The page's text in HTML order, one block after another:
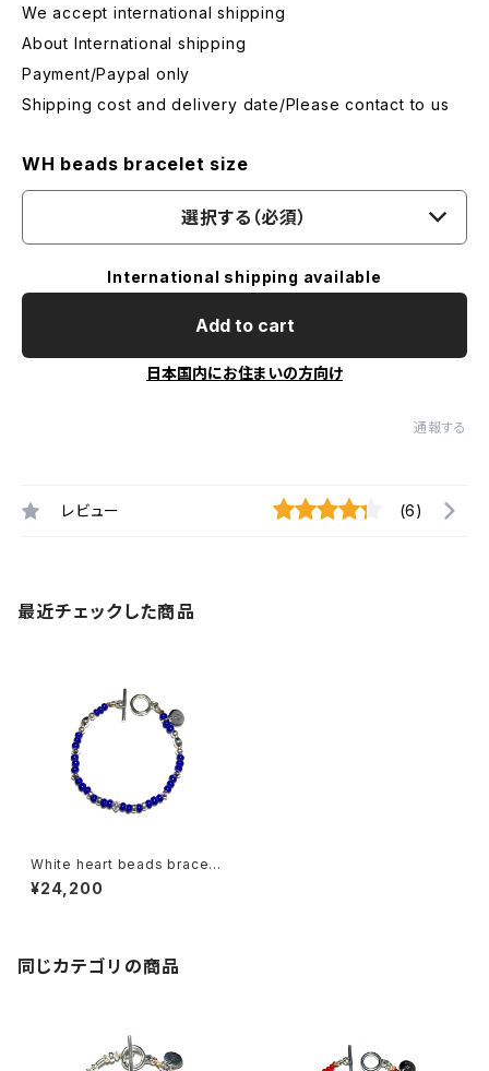
We accept international shipping
About International shipping
Payment/Paypal only
Shipping cost and delivery date/Please contact to us
WH beads bracelet size
選択する（必須）
International shipping available
Add to cart
日本国内にお住まいの方向け
通報する
レビュー (6)
最近チェックした商品
White heart beads bracele
t-Blue
¥24,200
同じカテゴリの商品